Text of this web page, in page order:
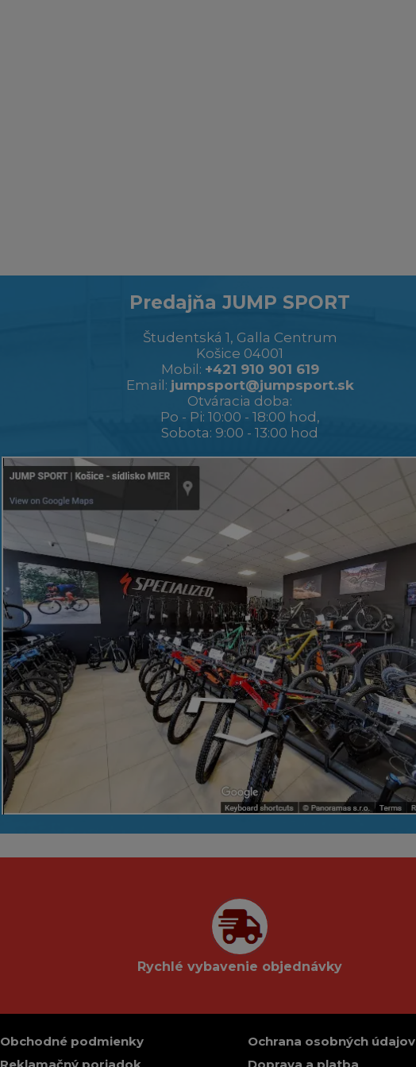
Predajňa JUMP SPORT
Študentská 1, Galla Centrum
Košice 04001
Mobil: +421 910 901 619
Email: jumpsport@jumpsport.sk
Otváracia doba:
Po - Pi: 10:00 - 18:00 hod,
Sobota: 9:00 - 13:00 hod
Rychlé vybavenie objednávky
Obchodné podmienky
Ochrana osobných údajov